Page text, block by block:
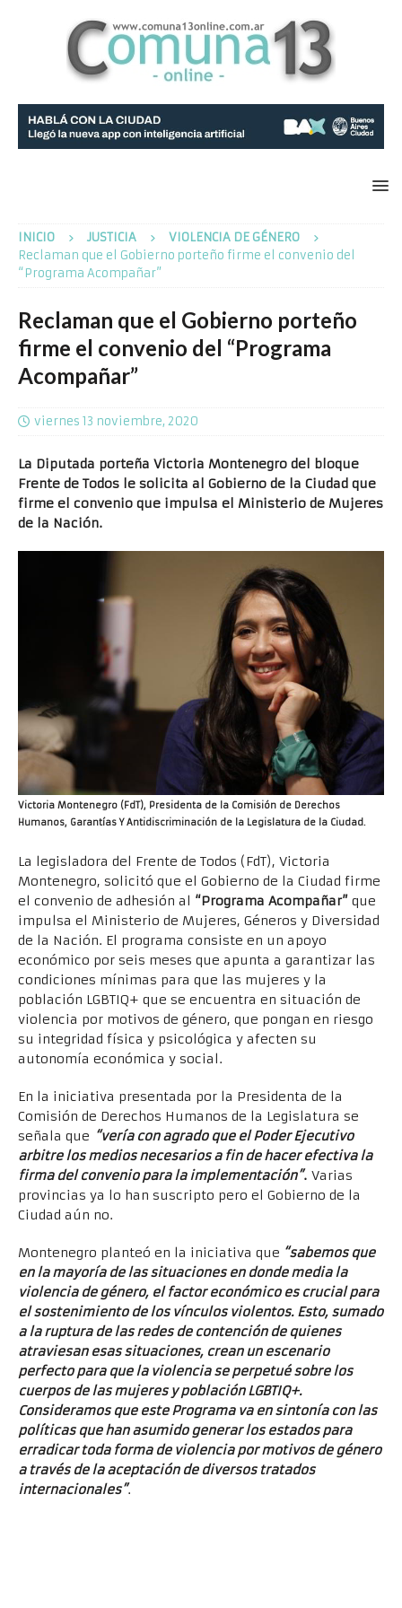
INICIO JUSTICIA
VIOLENCIA DE GÉNERO
Reclaman que el Gobierno porteño firme el convenio del
“Programa Acompañar”
Reclaman que el Gobierno porteño
firme el convenio del “Programa
Acompañar”
viernes 13 noviembre, 2020
La Diputada porteña Victoria Montenegro del bloque
Frente de Todos le solicita al Gobierno de la Ciudad que
firme el convenio que impulsa el Ministerio de Mujeres
de la Nación.
Victoria Montenegro (FdT), Presidenta de la Comisión de Derechos
Humanos, Garantías Y Antidiscriminación de la Legislatura de la Ciudad.
La legisladora del Frente de Todos (FdT), Victoria
Montenegro, solicitó que el Gobierno de la Ciudad firme
el convenio de adhesión al “Programa Acompañar” que
impulsa el Ministerio de Mujeres, Géneros y Diversidad
de la Nación. El programa consiste en un apoyo
económico por seis meses que apunta a garantizar las
condiciones mínimas para que las mujeres y la
población LGBTIQ+ que se encuentra en situación de
violencia por motivos de género, que pongan en riesgo
su integridad física y psicológica y afecten su
autonomía económica y social.
En la iniciativa presentada por la Presidenta de la
Comisión de Derechos Humanos de la Legislatura se
señala que “vería con agrado que el Poder Ejecutivo
arbitre los medios necesarios a fin de hacer efectiva la
firma del convenio para la implementación”. Varias
provincias ya lo han suscripto pero el Gobierno de la
Ciudad aún no.
Montenegro planteó en la iniciativa que “sabemos que
en la mayoría de las situaciones en donde media la
violencia de género, el factor económico es crucial para
el sostenimiento de los vínculos violentos. Esto, sumado
a la ruptura de las redes de contención de quienes
atraviesan esas situaciones, crean un escenario
perfecto para que la violencia se perpetué sobre los
cuerpos de las mujeres y población LGBTIQ+.
Consideramos que este Programa va en sintonía con las
políticas que han asumido generar los estados para
erradicar toda forma de violencia por motivos de género
a través de la aceptación de diversos tratados
internacionales”.